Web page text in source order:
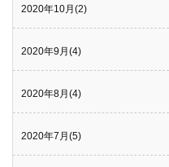
2020年10月(2)
2020年9月(4)
2020年8月(4)
2020年7月(5)